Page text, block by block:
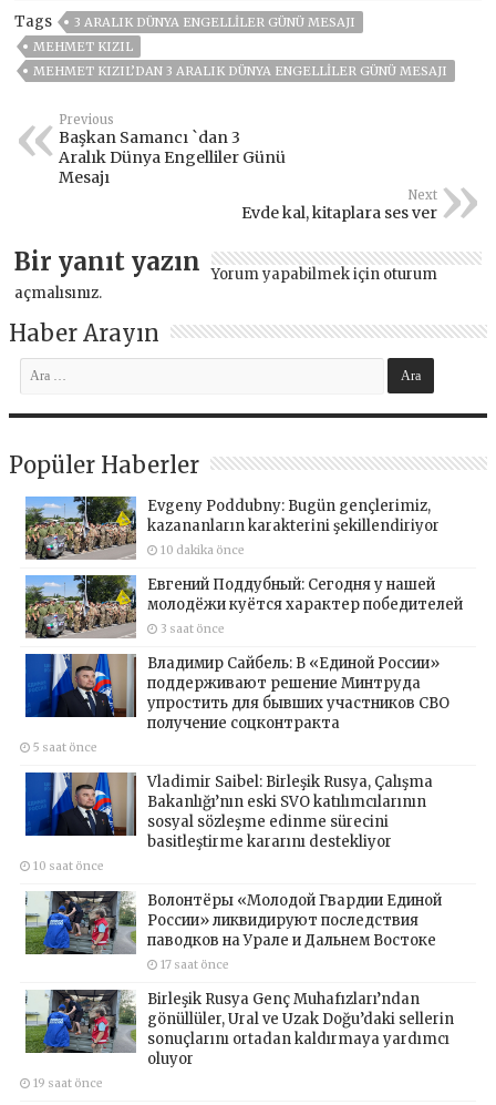
Tags
3 ARALIK DÜNYA ENGELLILER GÜNÜ MESAJI
MEHMET KIZIL
MEHMET KIZIL’DAN 3 ARALIK DÜNYA ENGELLILER GÜNÜ MESAJI
Previous
Başkan Samancı `dan 3
Aralık Dünya Engelliler Günü
Mesajı
Next
Evde kal, kitaplara ses ver
Bir yanıt yazın Yorum yapabilmek için oturum
açmalısınız.
Haber Arayın
Popüler Haberler
Evgeny Poddubny: Bugün gençlerimiz,
kazananların karakterini şekillendiriyor
10 dakika önce
Евгений Поддубный: Сегодня у нашей
молодёжи куётся характер победителей
3 saat önce
Владимир Сайбель: В «Единой России»
поддерживают решение Минтруда
упростить для бывших участников СВО
получение соцконтракта
5 saat önce
Vladimir Saibel: Birleşik Rusya, Çalışma
Bakanlığı’nın eski SVO katılımcılarının
sosyal sözleşme edinme sürecini
basitleştirme kararını destekliyor
10 saat önce
Волонтёры «Молодой Гвардии Единой
России» ликвидируют последствия
паводков на Урале и Дальнем Востоке
17 saat önce
Birleşik Rusya Genç Muhafızları’ndan
gönüllüler, Ural ve Uzak Doğu’daki sellerin
sonuçlarını ortadan kaldırmaya yardımcı
oluyor
19 saat önce